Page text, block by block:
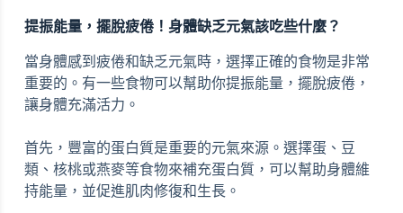
提振能量，擺脫疲倦！身體缺乏元氣該吃些什麼？
當身體感到疲倦和缺乏元氣時，選擇正確的食物是非常
重要的。有一些食物可以幫助你提振能量，擺脫疲倦，
讓身體充滿活力。
首先，豐富的蛋白質是重要的元氣來源。選擇蛋、豆
類、核桃或燕麥等食物來補充蛋白質，可以幫助身體維
持能量，並促進肌肉修復和生長。